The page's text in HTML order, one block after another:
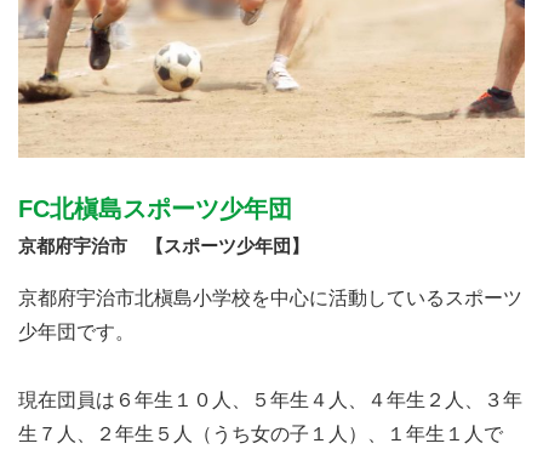
FC北槇島スポーツ少年団
京都府宇治市 【スポーツ少年団】
京都府宇治市北槇島小学校を中心に活動しているスポーツ
少年団です。
現在団員は６年生１０人、５年生４人、４年生２人、３年
生７人、２年生５人（うち女の子１人）、１年生１人で